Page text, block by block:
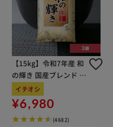
【15kg】令和7年産 和
の輝き 国産ブレンド 5
kg×3袋
イチオシ
¥6,980
(4682)